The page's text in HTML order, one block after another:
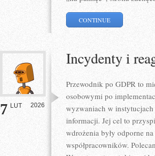
CONTINUE
7 LUT 2026
Incydenty i
Przewodnik po GDPR to
osobowymi po
wyzwaniach w
informacji. Jej cel to
wdrożenia były odporne
współpracowników.